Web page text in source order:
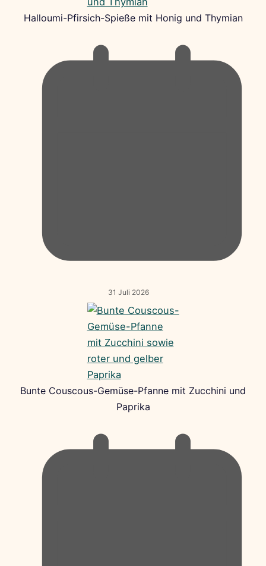
Halloumi-Pfirsich-Spieße mit Honig und Thymian
31 Juli 2026
Bunte Couscous-Gemüse-Pfanne mit Zucchini und
Paprika